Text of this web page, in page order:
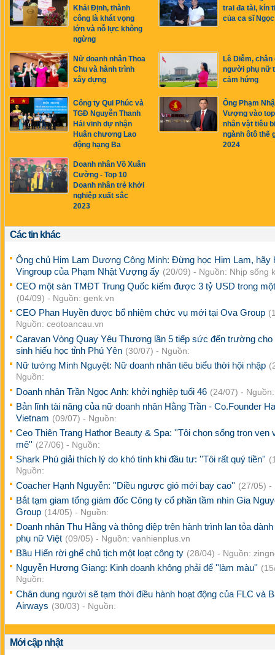
Khải Định, thành
công là khát vọng
lớn và nỗ lực không
ngừng
trai đa tài, kín
của ca sĩ
Nữ doanh nhân Thoa
Chu và hành trình
xây dựng
Lê Diễm, chân
người phụ nữ
cảm hứng
Công ty Qui Phúc và
TGĐ Nguyễn Thanh
Hải vinh dự nhận
Huân chương Lao
động hạng Ba
Ông Phạm
Vượng vào
nhân vật tiêu
ngành ôtô thế
2024
Doanh nhân Võ Xuân
Cường - Top 10
Doanh nhân trẻ khởi
nghiệp xuất sắc
2023
Các tin khác
Ông chủ Him Lam Dương Công Minh: Đừng học Him Lam, hãy
Vingroup của Phạm Nhật Vượng ấy (20/09) - Nguồn: Nhịp sống
CEO một sàn TMĐT Trung Quốc kiếm được 3 tỷ USD trong
(04/09) - Nguồn: genk.vn
CEO Phan Huyền được bổ nhiệm chức vụ mới tại Ova Group
Nguồn: ceotoancau.vn
Caravan Vòng Quay Yêu Thương lần 5 tiếp sức đến trường cho
sinh hiếu học tỉnh Phú Yên (30/07) - Nguồn:
Nữ tướng Minh Nguyệt: Nữ doanh nhân tiêu biểu thời hội nhập
Nguồn:
Doanh nhân Trần Ngọc Anh: khởi nghiệp tuổi 46 (24/07) - Nguồn:
Bản lĩnh tài năng của nữ doanh nhân Hằng Trần - Co.Founder
Vietnam (09/07) - Nguồn:
Ceo Thiên Trang Hathor Beauty & Spa: ''Tôi chọn sống trọn vẹn
mê'' (27/06) - Nguồn:
Shark Phú giải thích lý do khó tính khi đầu tư: ''Tôi rất quý tiền''
Nguồn:
Coacher Hạnh Nguyễn: ''Diều ngược gió mới bay cao'' (27/05) -
Bắt tạm giam tổng giám đốc Công ty cổ phần tầm nhìn Gia
Group (14/05) - Nguồn:
Doanh nhân Thu Hằng và thông điệp trên hành trình lan tỏa
phụ nữ Việt (09/05) - Nguồn: vanhienplus.vn
Bầu Hiển rời ghế chủ tịch một loạt công ty (28/04) - Nguồn:
Nguyễn Hương Giang: Kinh doanh không phải để ''làm màu''
Nguồn:
Chân dung người sẽ tạm thời điều hành hoạt động của FLC và
Airways (30/03) - Nguồn:
Mới cập nhật